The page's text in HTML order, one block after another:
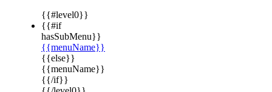
{{#level0}}
{{#if
hasSubMenu}}
{{menuName}}
{{else}}
{{menuName}}
{{/if}}